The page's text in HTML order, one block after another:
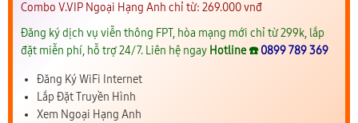
Combo V.VIP Ngoại Hạng Anh chỉ từ: 269.000 vnđ
Đăng ký dịch vụ viễn thông FPT, hòa mạng mới chỉ từ 299k, lắp
đặt miễn phí, hỗ trợ 24/7. Liên hệ ngay Hotline ☎️0899 789 369
Đăng Ký WiFi Internet
Lắp Đặt Truyền Hình
Xem Ngoại Hạng Anh